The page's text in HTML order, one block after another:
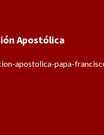
Apostólica